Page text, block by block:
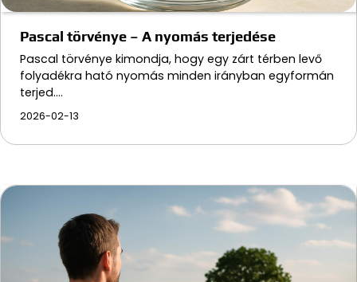
Pascal törvénye – A nyomás terjedése
Pascal törvénye kimondja, hogy egy zárt térben levő
folyadékra ható nyomás minden irányban egyformán
terjed.…
2026-02-13